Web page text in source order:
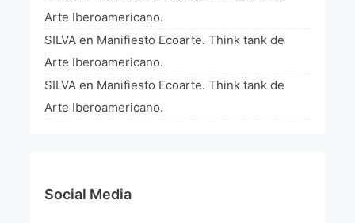
Arte Iberoamericano.
SILVA en Manifiesto Ecoarte. Think tank de
Arte Iberoamericano.
SILVA en Manifiesto Ecoarte. Think tank de
Arte Iberoamericano.
Social Media